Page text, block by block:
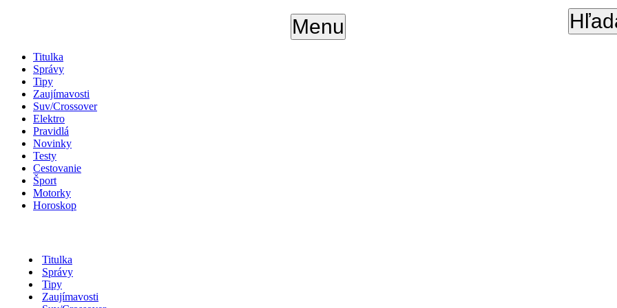
Menu
Titulka
Správy
Tipy
Zaujímavosti
Suv/Crossover
Elektro
Pravidlá
Novinky
Testy
Cestovanie
Šport
Motorky
Horoskop
Titulka
Správy
Tipy
Zaujímavosti